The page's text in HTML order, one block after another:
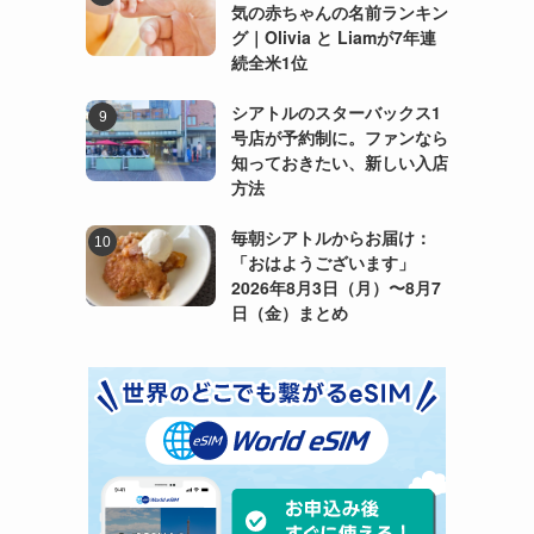
気の赤ちゃんの名前ランキン
グ｜Olivia と Liamが7年連
続全米1位
シアトルのスターバックス1
号店が予約制に。ファンなら
知っておきたい、新しい入店
方法
毎朝シアトルからお届け：
「おはようございます」
2026年8月3日（月）〜8月7
日（金）まとめ